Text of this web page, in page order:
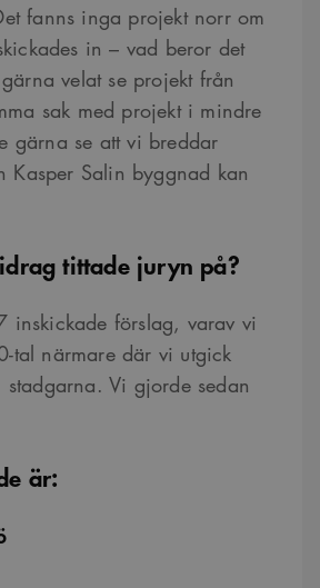
fanns inga projekt norr om
in – vad beror det
velat se projekt från
sak med projekt i mindre
gärna se att vi breddar
Kasper Salin byggnad kan
tittade juryn på?
inskickade förslag, varav vi
tal närmare där vi utgick
Vi gjorde sedan
är: